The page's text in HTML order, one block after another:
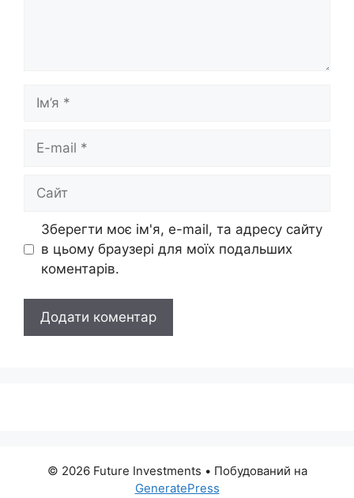
mail
Зберегти моє ім'я, e-mail, та адресу сайту
в цьому браузері для моїх подальших
коментарів.
© 2026 Future Investments • Побудований на
GeneratePress